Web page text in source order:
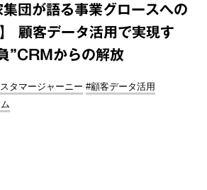
団が語る事業グロースへの
顧客データ活用で実現す
”CRMからの解放
タマージャーニー #顧客データ活用